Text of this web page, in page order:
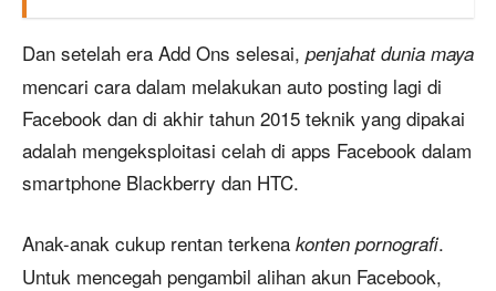
Dan setelah era Add Ons selesai, penjahat dunia maya
mencari cara dalam melakukan auto posting lagi di
Facebook dan di akhir tahun 2015 teknik yang dipakai
adalah mengeksploitasi celah di apps Facebook dalam
smartphone Blackberry dan HTC.
Anak-anak cukup rentan terkena konten pornografi.
Untuk mencegah pengambil alihan akun Facebook,